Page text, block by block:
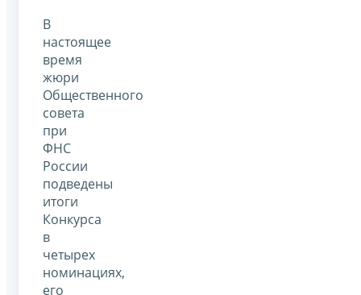
В
настоящее
время
жюри
Общественного
совета
при
ФНС
России
подведены
итоги
Конкурса
в
четырех
номинациях,
его